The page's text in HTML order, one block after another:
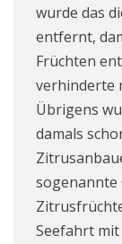
wurde das
entfernt,
Früchten
verhinderte
Übrigens
damals
sogenannte
Seefahrt mit